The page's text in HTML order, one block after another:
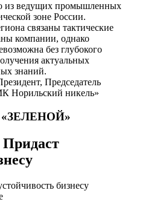
из ведущих промышленных
зоне России.
связаны тактические
компании, однако
без глубокого
актуальных
знаний.
Председатель
Норильский никель»
«ЗЕЛЕНОЙ»